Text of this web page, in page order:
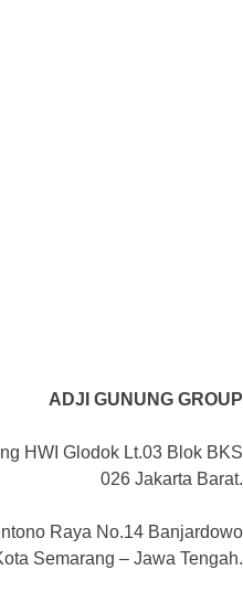
ADJI GUNUNG GROUP
HWI Glodok Lt.03 Blok BKS
026 Jakarta Barat.
Raya No.14 Banjardowo
Semarang – Jawa Tengah.